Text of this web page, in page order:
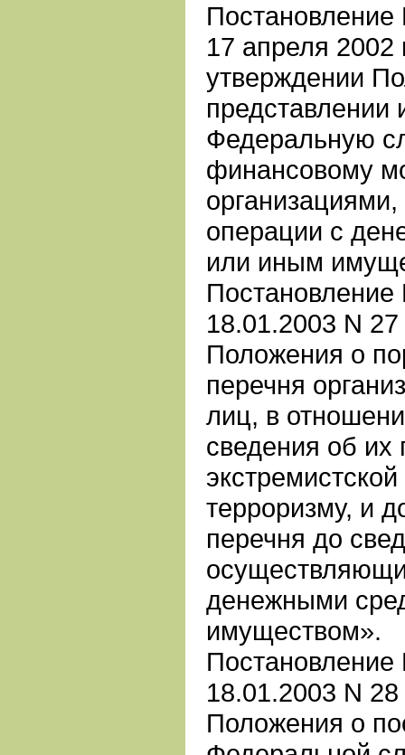
Постановление
17 апреля 2002
утверждении
Федеральную
финансовому
операции с
или иным
Постановление
18.01.2003 N
Положения о
перечня
лиц, в
сведения об их
терроризму, и
перечня до
денежными
имуществом».
Постановление
18.01.2003 N
Положения о